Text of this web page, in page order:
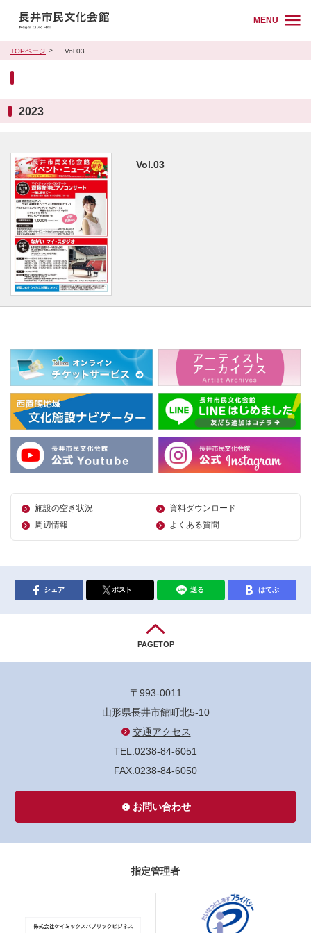
MENU
TOPページ Vol.03
2023
Vol.03
施設の空き状況
資料ダウンロード
周辺情報
よくある質問
シェア ポスト 送る はてぶ
PAGETOP
〒993-0011
山形県長井市館町北5-10
交通アクセス
TEL.0238-84-6051
FAX.0238-84-6050
お問い合わせ
指定管理者